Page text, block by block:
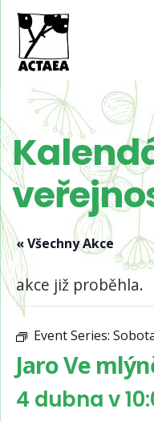
« Všechny Akce
akce již proběhla.
Event Series:
Jaro Ve
4 dubna v